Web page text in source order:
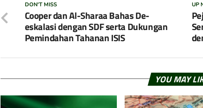
UP
DON'T MISS
Cooper dan Al-Sharaa Bahas De-
eskalasi dengan SDF serta Dukungan
Pemindahan Tahanan ISIS
YOU MAY